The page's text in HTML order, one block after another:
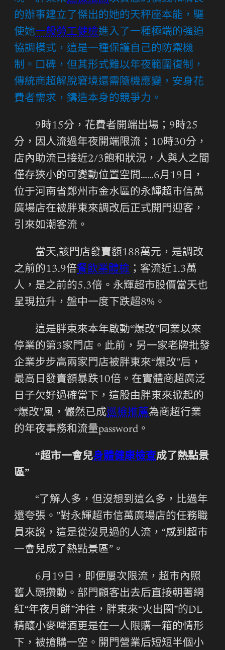
的辦事建立了傑出的她的天秤座本能，驅
使她一般勞工健檢進入了一種極端的強迫
協調模式，這是一種保護自己的防禦機
制。口碑，但其形式難以年夜範圍復制，
傳統商超解脫窘境還需隨機應變，安身花
費者需求，鑄造本身的競爭力。
9時15分，花費者開端出場；9時25
分，因人流過年夜開端限流；10時30分，
店內助流已接近2/3飽和狀況，人與人之間
僅存狹小的可變動位置空間……6月19日，
位于河南省鄭州市金水區的永輝超市信萬
廣場店在被胖東來調改后正式開門迎客，
引來如潮客流。
當天,該門店發賣額188萬元，是調改
之前的13.9倍餐飲業體檢 ；客流近1.3萬
人，是之前的5.3倍。永輝超市股價當天也
呈現拉升，盤中一度下跌超8%。
這是胖東來本年啟動“爆改”同業以來
停業的第3家門店。此前，另一家老牌批發
企業步步高兩家門店被胖東來“爆改”后，
最高日發賣額暴跌10倍。在實體商超廣泛
日子欠好過確當下，這股由胖東來掀起的
“爆改”風，儼然已成巡檢推薦為商超行業
的年夜事務和流量password。
“超市一會兒身體健康檢查成了熱點景
區”
“了解人多，但沒想到這么多，比過年
還夸張。”對永輝超市信萬廣場店的任務職
員來說，這是從沒見過的人流，“感到超市
一會兒成了熱點景區”。
6月19日，即便屢次限流，超市內照
舊人頭攢動。部門顧客出去后直接朝著網
紅“年夜月餅”沖往，胖東來“火出圈”的DL
精釀小麥啤酒更是在一人限購一箱的情形
下，被搶購一空。開門營業后短短半個小